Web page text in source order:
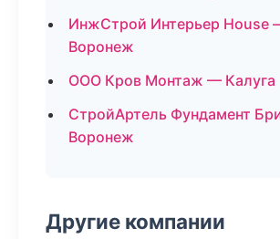
ИнжСтрой Интерьер House
Воронеж
ООО Кров Монтаж — Калуга
СтройАртель Фундамент
Воронеж
Другие компании